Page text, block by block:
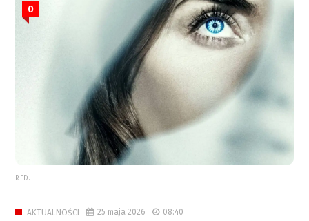
0
RED.
AKTUALNOŚCI 25 maja 2026 08:40